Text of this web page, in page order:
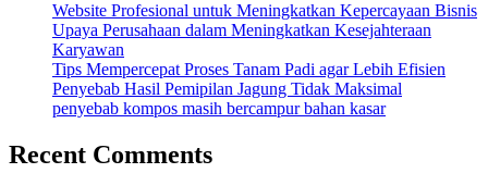
Website Profesional untuk Meningkatkan Kepercayaan Bisnis
Upaya Perusahaan dalam Meningkatkan Kesejahteraan
Karyawan
Tips Mempercepat Proses Tanam Padi agar Lebih Efisien
Penyebab Hasil Pemipilan Jagung Tidak Maksimal
penyebab kompos masih bercampur bahan kasar
Recent Comments